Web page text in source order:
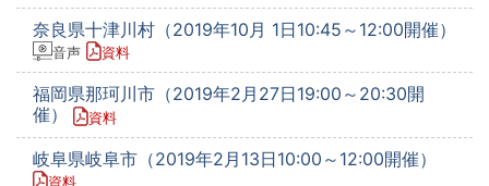
奈良県十津川村（2019年10月 1日10:45～12:00開催）
音声 資料
福岡県那珂川市（2019年2月27日19:00～20:30開
催）
資料
岐阜県岐阜市（2019年2月13日10:00～12:00開催）
資料